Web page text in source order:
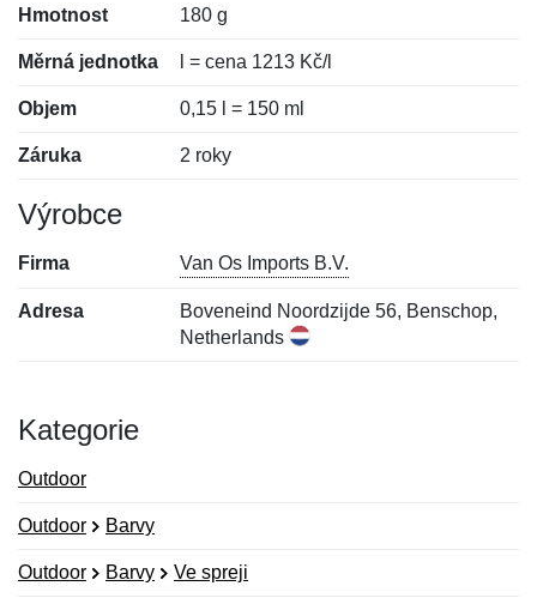
Hmotnost 180 g
Měrná jednotka l = cena 1213 Kč/l
Objem 0,15 l = 150 ml
Záruka 2 roky
Výrobce
Firma Van Os Imports B.V.
Adresa
Boveneind Noordzijde 56, Benschop,
Netherlands
Kategorie
Outdoor
Outdoor Barvy
Outdoor Barvy Ve spreji